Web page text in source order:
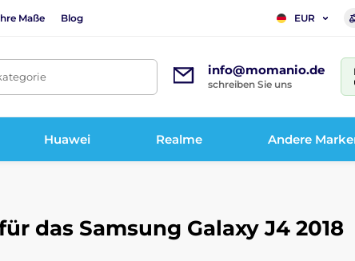
Maße Blog EUR
info@momanio.de
schreiben Sie uns
Huawei Realme Andere
das Samsung Galaxy J4 2018